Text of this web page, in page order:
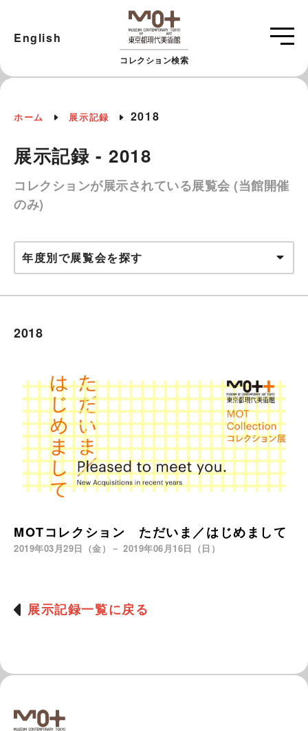
コレクション検索
English
ホーム 展示記録 2018
展示記録 - 2018
コレクションが展示されている展覧会 (当館開催
のみ)
年度別で展覧会を探す
2018
MOTコレクション ただいま／はじめまして
2019年03月29日（金）－ 2019年06月16日（日）
展示記録一覧に戻る